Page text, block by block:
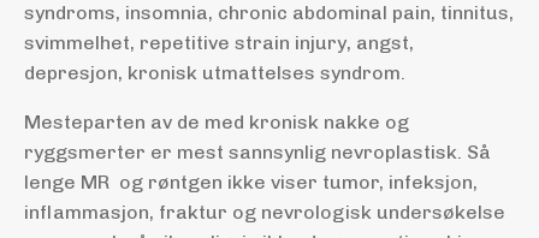
syndroms, insomnia, chronic abdominal pain, tinnitus,
svimmelhet, repetitive strain injury, angst,
depresjon, kronisk utmattelses syndrom.
Mesteparten av de med kronisk nakke og
ryggsmerter er mest sannsynlig nevroplastisk. Så
lenge MR og røntgen ikke viser tumor, infeksjon,
inflammasjon, fraktur og nevrologisk undersøkelse